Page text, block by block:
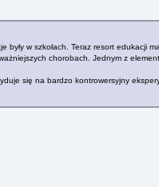
w szkołach. Teraz resort
chorobach. Jednym z
się na bardzo kontrowersyjny